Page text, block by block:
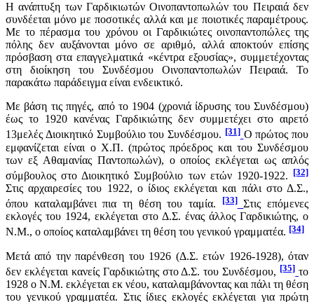
Η ανάπτυξη των Γαρδικιωτών Οινοπαντοπωλών του Πειραιά δεν
συνδέεται μόνο με ποσοτικές αλλά και με ποιοτικές παραμέτρους.
Με το πέρασμα του χρόνου οι Γαρδικιώτες οινοπαντοπώλες της
πόλης δεν αυξάνονται μόνο σε αριθμό, αλλά αποκτούν επίσης
πρόσβαση στα επαγγελματικά «κέντρα εξουσίας», συμμετέχοντας
στη διοίκηση του Συνδέσμου Οινοπαντοπωλών Πειραιά. Το
παρακάτω παράδειγμα είναι ενδεικτικό.
Με βάση τις πηγές, από το 1904 (χρονιά ίδρυσης του Συνδέσμου)
έως το 1920 κανένας Γαρδικιώτης δεν συμμετέχει στο αιρετό
13μελές Διοικητικό Συμβούλιο του Συνδέσμου. [31] Ο πρώτος που
εμφανίζεται είναι ο Χ.Π. (πρώτος πρόεδρος και του Συνδέσμου
των εξ Αθαμανίας Παντοπωλών), ο οποίος εκλέγεται ως απλός
σύμβουλος στο Διοικητικό Συμβούλιο των ετών 1920-1922. [32]
Στις αρχαιρεσίες του 1922, ο ίδιος εκλέγεται και πάλι στο Δ.Σ.,
όπου καταλαμβάνει πια τη θέση του ταμία.
[33] Στις επόμενες
εκλογές του 1924, εκλέγεται στο Δ.Σ. ένας άλλος Γαρδικιώτης, ο
Ν.Μ., ο οποίος καταλαμβάνει τη θέση του γενικού γραμματέα. [34]
Μετά από την παρένθεση του 1926 (Δ.Σ. ετών 1926-1928), όταν
δεν εκλέγεται κανείς Γαρδικιώτης στο Δ.Σ. του Συνδέσμου, [35] το
1928 ο Ν.Μ. εκλέγεται εκ νέου, καταλαμβάνοντας και πάλι τη θέση
του γενικού γραμματέα. Στις ίδιες εκλογές εκλέγεται για πρώτη